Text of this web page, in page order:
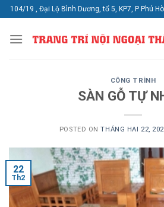
Skip
to
content
104/19 , Đại Lộ Bình Dương, tổ 5, KP7, P Phú
CÔNG TRÌNH
SÀN GỖ TỰ
POSTED ONTHÁNG HAI 22,
22
Th2